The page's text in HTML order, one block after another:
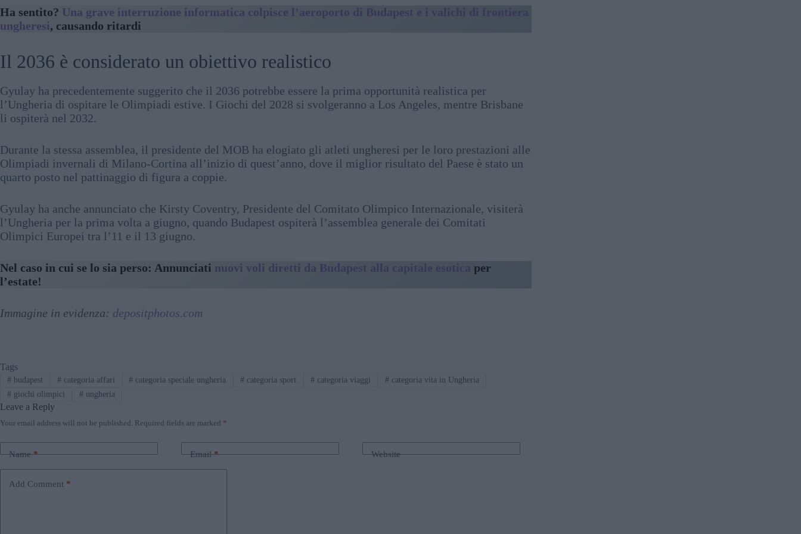
Ha sentito? Una grave interruzione informatica colpisce l’aeroporto di Budapest e i valichi di frontiera
ungheresi, causando ritardi
Il 2036 è considerato un obiettivo realistico
Gyulay ha precedentemente suggerito che il 2036 potrebbe essere la prima opportunità realistica per
l’Ungheria di ospitare le Olimpiadi estive. I Giochi del 2028 si svolgeranno a Los Angeles, mentre Brisbane
li ospiterà nel 2032.
Durante la stessa assemblea, il presidente del MOB ha elogiato gli atleti ungheresi per le loro prestazioni alle
Olimpiadi invernali di Milano-Cortina all’inizio di quest’anno, dove il miglior risultato del Paese è stato un
quarto posto nel pattinaggio di figura a coppie.
Gyulay ha anche annunciato che Kirsty Coventry, Presidente del Comitato Olimpico Internazionale, visiterà
l’Ungheria per la prima volta a giugno, quando Budapest ospiterà l’assemblea generale dei Comitati
Olimpici Europei tra l’11 e il 13 giugno.
Nel caso in cui se lo sia perso: Annunciati nuovi voli diretti da Budapest alla capitale esotica per
l’estate!
Immagine in evidenza: depositphotos.com
Tags
#budapest #categoria affari # categoria speciale ungheria # categoria sport # categoria viaggi #categoria vita in Ungheria
#giochi olimpici #ungheria
Leave a Reply
Your email address will not be published. Required fields are marked *
Name* Email* Website
Add Comment *